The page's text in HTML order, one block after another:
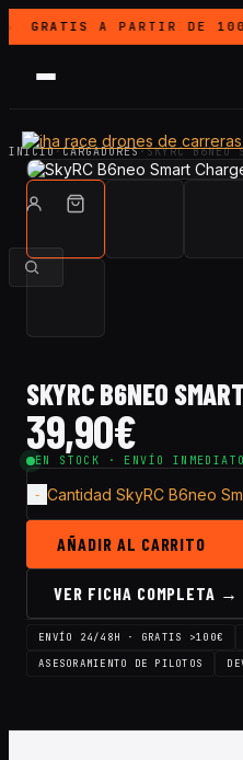
GRATISA PARTIR DE
INICIO·CARGADORES·SKYRC B6NEO
SKYRC B6NEO
39,90€
EN STOCK · ENVÍO INMEDIATO
Cantidad SkyRC B6neo
AÑADIR AL CARRITO
VER FICHA COMPLETA →
ENVÍO 24/48H · GRATIS >100€
ASESORAMIENTO DE PILOTOS